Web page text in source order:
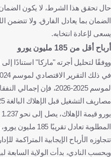
حال تحقق هذا الشرط، لا يكون
الضمان بما يعادل الفارق. ولا تتضمن
يسعى لإعادة انتخابه.
أرباح أقل من 185 مليون يورو
ووفقًا لتحليل أجرته "ماركا" استنادًا إلى
لموسم 2025-2026، فإن
المطلوبة تعادل
تتجاوزه الأرباح الإيجابية المتراكمة